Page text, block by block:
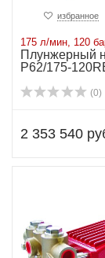
избранное
175 л/мин, 120
Плунжерный
P62/175-
(0)
2 353 540